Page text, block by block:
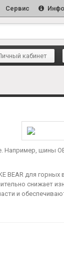
Сервис
кабинет
Например, шины
BEAR для горных
снижает
и